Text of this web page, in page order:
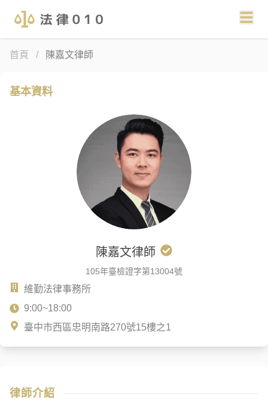
首頁 / 陳嘉文律師
基本資料
陳嘉文律師
105年臺檢證字第13004號
維勤法律事務所
9:00~18:00
臺中市西區忠明南路270號15樓之1
律師介紹